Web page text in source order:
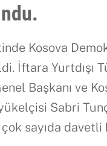
Kosova
İftara Yurtdışı
Başkanı ve
Sabri
çok sayıda davetli